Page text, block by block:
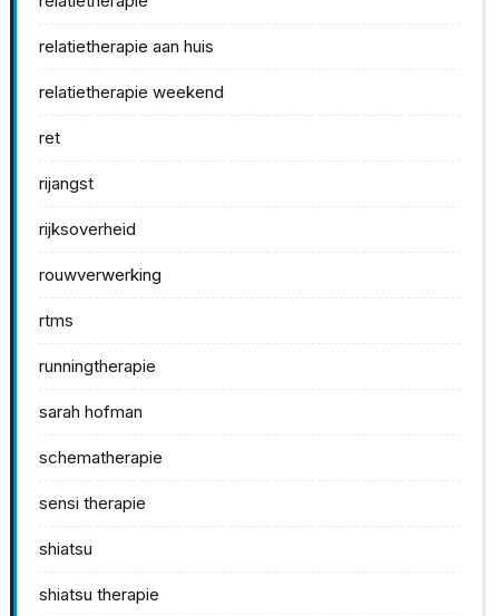
relatietherapie aan huis
relatietherapie weekend
ret
rijangst
rijksoverheid
rouwverwerking
rtms
runningtherapie
sarah hofman
schematherapie
sensi therapie
shiatsu
shiatsu therapie